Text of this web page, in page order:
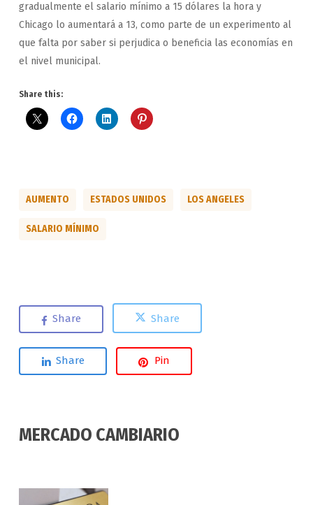
gradualmente el salario mínimo a 15 dólares la hora y
Chicago lo aumentará a 13, como parte de un experimento al
que falta por saber si perjudica o beneficia las economías en
el nivel municipal.
Share this:
AUMENTO ESTADOS UNIDOS LOS ANGELES
SALARIO MÍNIMO
Share Share
Share Pin
MERCADO CAMBIARIO